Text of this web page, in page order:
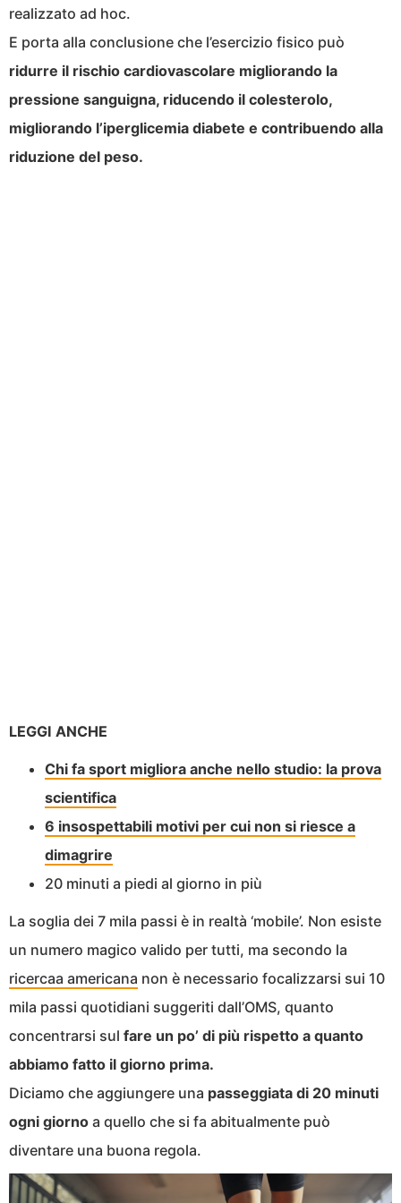
realizzato ad hoc.
E porta alla conclusione che l’esercizio fisico può
ridurre il rischio cardiovascolare migliorando la
pressione sanguigna, riducendo il colesterolo,
migliorando l’iperglicemia diabete e contribuendo alla
riduzione del peso.
LEGGI ANCHE
Chi fa sport migliora anche nello studio: la prova
scientifica
6 insospettabili motivi per cui non si riesce a
dimagrire
20 minuti a piedi al giorno in più
La soglia dei 7 mila passi è in realtà ‘mobile’. Non esiste
un numero magico valido per tutti, ma secondo la
ricercaa americana non è necessario focalizzarsi sui 10
mila passi quotidiani suggeriti dall’OMS, quanto
concentrarsi sul fare un po’ di più rispetto a quanto
abbiamo fatto il giorno prima.
Diciamo che aggiungere una passeggiata di 20 minuti
ogni giorno a quello che si fa abitualmente può
diventare una buona regola.